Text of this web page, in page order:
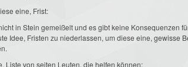
eine, Frist:
in Stein gemeißelt und es gibt keine Konsequenzen
Idee, Fristen zu niederlassen, um diese eine, gewisse
Liste von seiten Leuten, die helfen können: